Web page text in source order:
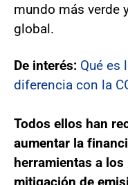
mundo más verde
global.
De interés: Qué es
diferencia con la
Todos ellos han
aumentar la
herramientas a
mitigación de